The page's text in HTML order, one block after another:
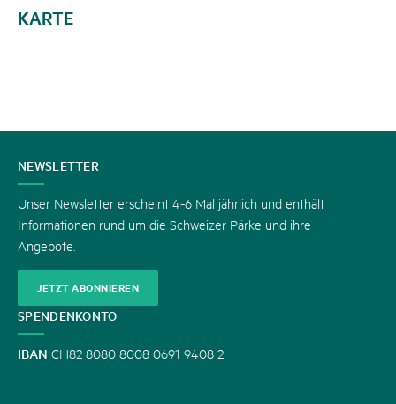
KARTE
KONTAKT
NEWSLETTER
Unser Newsletter erscheint 4-6 Mal jährlich und enthält
Informationen rund um die Schweizer Pärke und ihre
Angebote.
JETZT ABONNIEREN
SPENDENKONTO
IBAN CH82 8080 8008 0691 9408 2